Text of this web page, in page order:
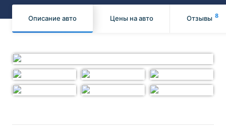
Описание авто Цены на авто Отзывы 8